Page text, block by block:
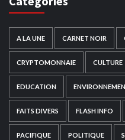
A LA UNE CARNET NOIR
CRYPTOMONNAIE CULTURE
EDUCATION
FAITS DIVERS FLASH INFO
PACIFIQUE POLITIQUE